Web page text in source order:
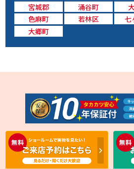
宮城郡
涌谷町
色麻町
若林区
七
大郷町